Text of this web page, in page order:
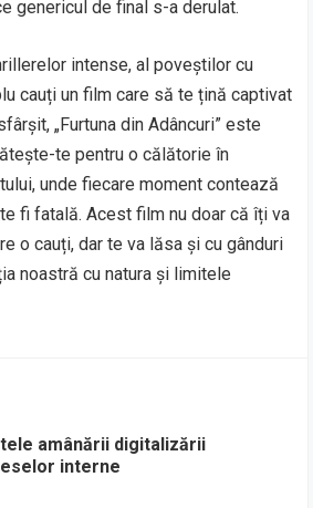
genericul de final s-a derulat.
intense, al poveștilor cu
cauți un film care să te țină captivat
„Furtuna din Adâncuri” este
te pentru o călătorie în
unde fiecare moment contează
fi fatală. Acest film nu doar că îți va
o cauți, dar te va lăsa și cu gânduri
noastră cu natura și limitele
amânării digitalizării
interne